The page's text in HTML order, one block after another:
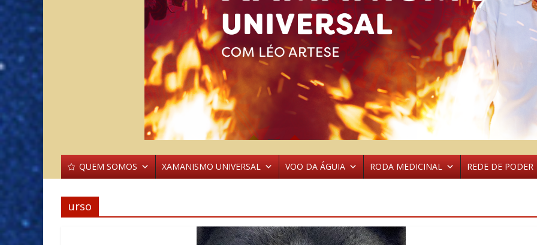
QUEM SOMOS XAMANISMO UNIVERSAL VOO DA ÁGUIA RODA MEDICINAL REDE DE PODER
urso